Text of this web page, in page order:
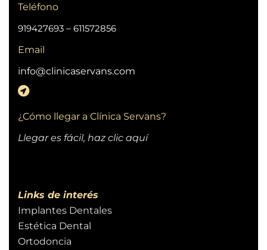
Teléfono
919427693 – 611572856
Email
info@clinicaservans.com
¿Cómo llegar a Clínica Servans?
Llegar es fácil, haz clic aquí
Links de interés
Implantes Dentales
Estética Dental
Ortodoncia